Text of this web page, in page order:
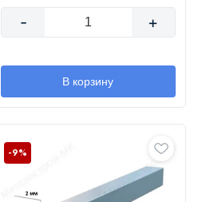
- +
В корзину
-9%